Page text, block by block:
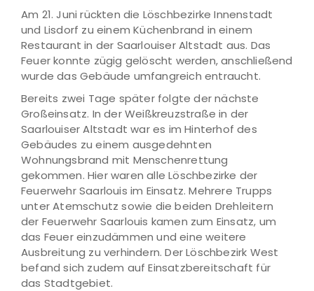
Am 21. Juni rückten die Löschbezirke Innenstadt
und Lisdorf zu einem Küchenbrand in einem
Restaurant in der Saarlouiser Altstadt aus. Das
Feuer konnte zügig gelöscht werden, anschließend
wurde das Gebäude umfangreich entraucht.
Bereits zwei Tage später folgte der nächste
Großeinsatz. In der Weißkreuzstraße in der
Saarlouiser Altstadt war es im Hinterhof des
Gebäudes zu einem ausgedehnten
Wohnungsbrand mit Menschenrettung
gekommen. Hier waren alle Löschbezirke der
Feuerwehr Saarlouis im Einsatz. Mehrere Trupps
unter Atemschutz sowie die beiden Drehleitern
der Feuerwehr Saarlouis kamen zum Einsatz, um
das Feuer einzudämmen und eine weitere
Ausbreitung zu verhindern. Der Löschbezirk West
befand sich zudem auf Einsatzbereitschaft für
das Stadtgebiet.